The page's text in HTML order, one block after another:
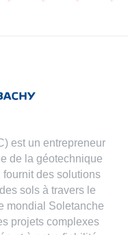
est un entrepreneur
de la géotechnique
des solutions
sols à travers le
mondial Soletanche
projets complexes